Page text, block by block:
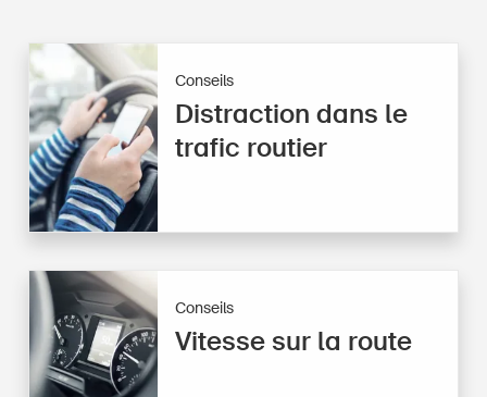
Conseils
Distraction dans le
trafic routier
Conseils
Vitesse sur la route